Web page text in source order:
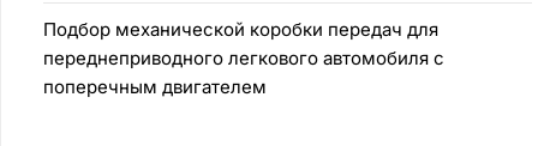
Подбор механической коробки передач для
переднеприводного легкового автомобиля с
поперечным двигателем